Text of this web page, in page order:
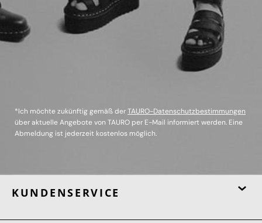
*Ich möchte zukünftig gemäß derTAURO-Datenschutzbestimmungen
über aktuelle Angebote von TAURO per E-Mail informiert werden. Eine
Abmeldung ist jederzeit kostenlos möglich.
KUNDENSERVICE